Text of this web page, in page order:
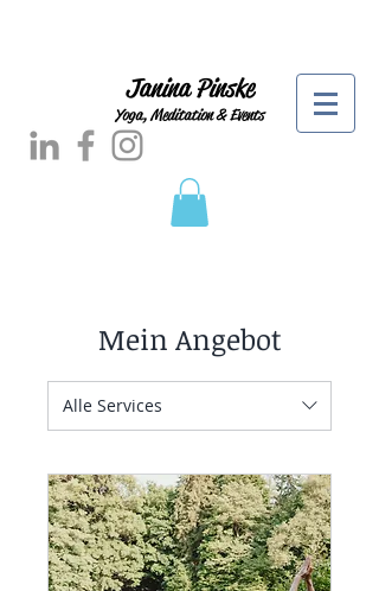
Janina Pinske
Yoga, Meditation & Events
Mein Angebot
Alle Services